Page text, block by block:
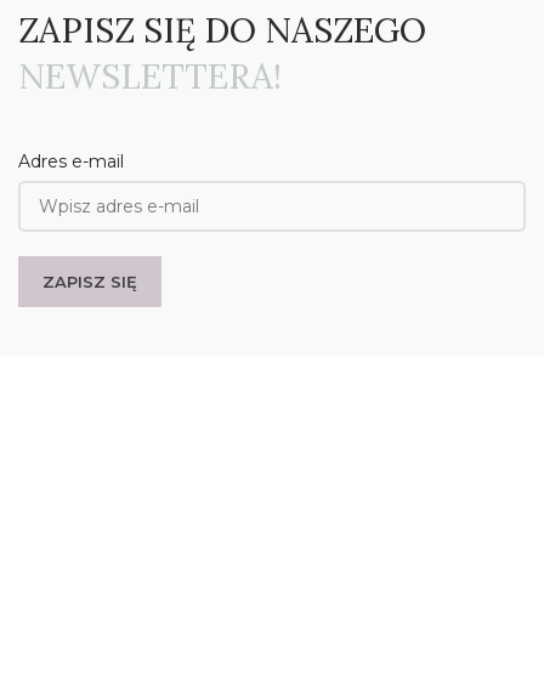
ZAPISZ SIĘ DO NASZEGO
NEWSLETTERA!
Adres e-mail